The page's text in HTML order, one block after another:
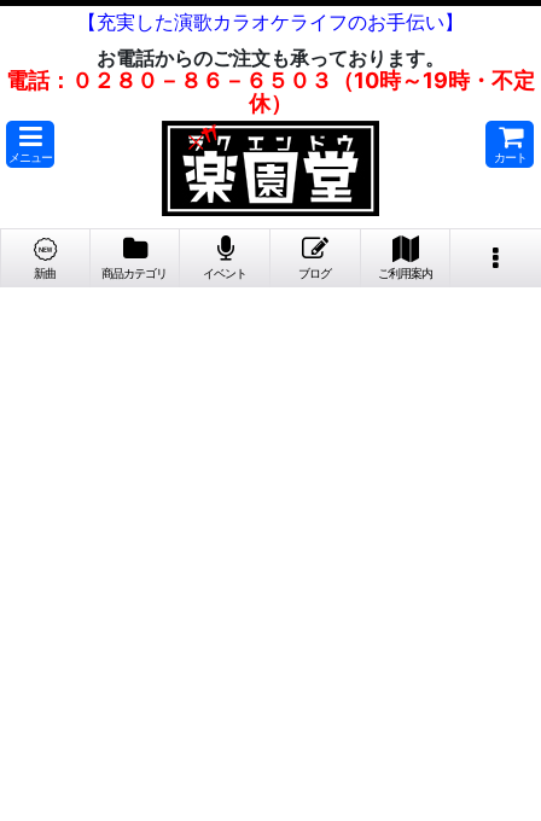
【充実した演歌カラオケライフのお手伝い】
お電話からのご注文も承っております。
電話：０２８０－８６－６５０３（10時～19時・不定
休）
メニュー カート
新曲 商品カテゴリ イベント ブログ ご利用案内